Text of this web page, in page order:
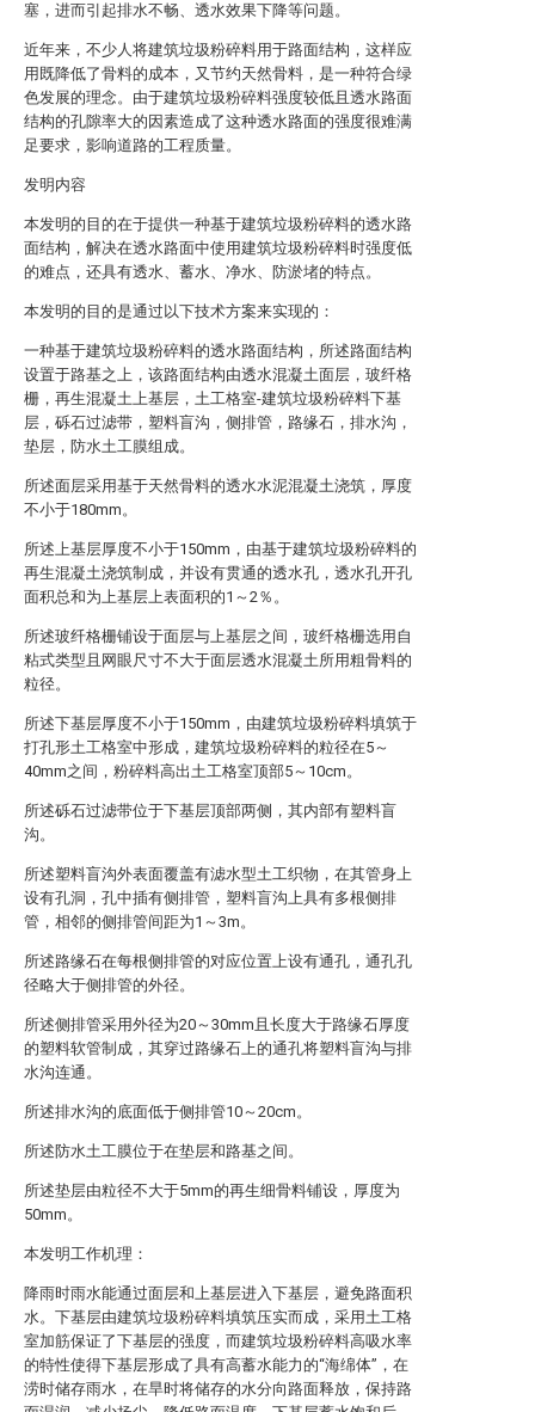
塞，进而引起排水不畅、透水效果下降等问题。
近年来，不少人将建筑垃圾粉碎料用于路面结构，这样应
用既降低了骨料的成本，又节约天然骨料，是一种符合绿
色发展的理念。由于建筑垃圾粉碎料强度较低且透水路面
结构的孔隙率大的因素造成了这种透水路面的强度很难满
足要求，影响道路的工程质量。
发明内容
本发明的目的在于提供一种基于建筑垃圾粉碎料的透水路
面结构，解决在透水路面中使用建筑垃圾粉碎料时强度低
的难点，还具有透水、蓄水、净水、防淤堵的特点。
本发明的目的是通过以下技术方案来实现的：
一种基于建筑垃圾粉碎料的透水路面结构，所述路面结构
设置于路基之上，该路面结构由透水混凝土面层，玻纤格
栅，再生混凝土上基层，土工格室-建筑垃圾粉碎料下基
层，砾石过滤带，塑料盲沟，侧排管，路缘石，排水沟，
垫层，防水土工膜组成。
所述面层采用基于天然骨料的透水水泥混凝土浇筑，厚度
不小于180mm。
所述上基层厚度不小于150mm，由基于建筑垃圾粉碎料的
再生混凝土浇筑制成，并设有贯通的透水孔，透水孔开孔
面积总和为上基层上表面积的1～2％。
所述玻纤格栅铺设于面层与上基层之间，玻纤格栅选用自
粘式类型且网眼尺寸不大于面层透水混凝土所用粗骨料的
粒径。
所述下基层厚度不小于150mm，由建筑垃圾粉碎料填筑于
打孔形土工格室中形成，建筑垃圾粉碎料的粒径在5～
40mm之间，粉碎料高出土工格室顶部5～10cm。
所述砾石过滤带位于下基层顶部两侧，其内部有塑料盲
沟。
所述塑料盲沟外表面覆盖有滤水型土工织物，在其管身上
设有孔洞，孔中插有侧排管，塑料盲沟上具有多根侧排
管，相邻的侧排管间距为1～3m。
所述路缘石在每根侧排管的对应位置上设有通孔，通孔孔
径略大于侧排管的外径。
所述侧排管采用外径为20～30mm且长度大于路缘石厚度
的塑料软管制成，其穿过路缘石上的通孔将塑料盲沟与排
水沟连通。
所述排水沟的底面低于侧排管10～20cm。
所述防水土工膜位于在垫层和路基之间。
所述垫层由粒径不大于5mm的再生细骨料铺设，厚度为
50mm。
本发明工作机理：
降雨时雨水能通过面层和上基层进入下基层，避免路面积
水。下基层由建筑垃圾粉碎料填筑压实而成，采用土工格
室加筋保证了下基层的强度，而建筑垃圾粉碎料高吸水率
的特性使得下基层形成了具有高蓄水能力的“海绵体”，在
涝时储存雨水，在旱时将储存的水分向路面释放，保持路